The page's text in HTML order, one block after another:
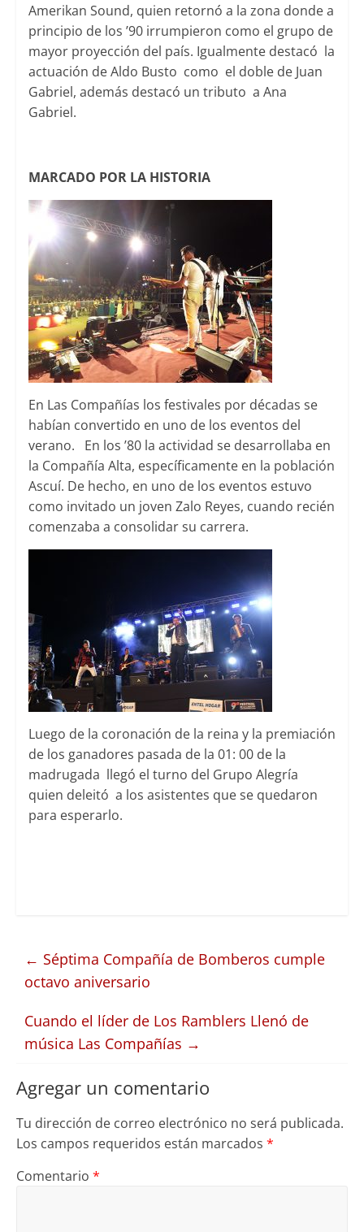
Amerikan Sound, quien retornó a la zona donde a
principio de los ’90 irrumpieron como el grupo de
mayor proyección del país. Igualmente destacó la
actuación de Aldo Busto como el doble de Juan
Gabriel, además destacó un tributo a Ana
Gabriel.
MARCADO POR LA HISTORIA
En Las Compañías los festivales por décadas se
habían convertido en uno de los eventos del
verano. En los ’80 la actividad se desarrollaba en
la Compañía Alta, específicamente en la población
Ascuí. De hecho, en uno de los eventos estuvo
como invitado un joven Zalo Reyes, cuando recién
comenzaba a consolidar su carrera.
Luego de la coronación de la reina y la premiación
de los ganadores pasada de la 01: 00 de la
madrugada llegó el turno del Grupo Alegría
quien deleitó a los asistentes que se quedaron
para esperarlo.
← Séptima Compañía de Bomberos cumple
octavo aniversario
Cuando el líder de Los Ramblers Llenó de
música Las Compañías →
Agregar un comentario
Tu dirección de correo electrónico no será publicada.
Los campos requeridos están marcados *
Comentario *